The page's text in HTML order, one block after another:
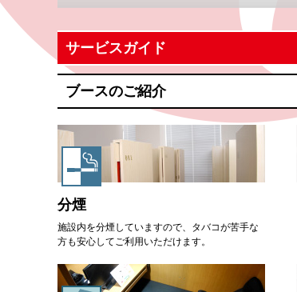
サービスガイド
ブースのご紹介
分煙
施設内を分煙していますので、タバコが苦手な
方も安心してご利用いただけます。